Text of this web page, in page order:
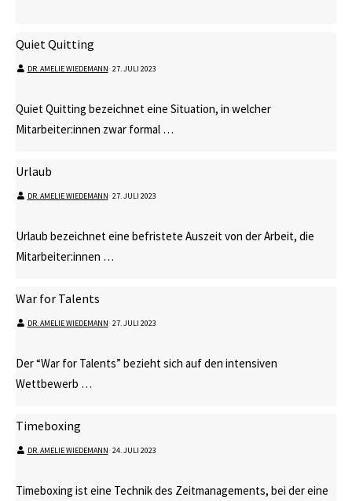
Quiet Quitting
DR. AMELIE WIEDEMANN⋅ 27. JULI 2023
Quiet Quitting bezeichnet eine Situation, in welcher
Mitarbeiter:innen zwar formal …
Urlaub
DR. AMELIE WIEDEMANN⋅ 27. JULI 2023
Urlaub bezeichnet eine befristete Auszeit von der Arbeit, die
Mitarbeiter:innen …
War for Talents
DR. AMELIE WIEDEMANN⋅ 27. JULI 2023
Der “War for Talents” bezieht sich auf den intensiven
Wettbewerb …
Timeboxing
DR. AMELIE WIEDEMANN⋅ 24. JULI 2023
Timeboxing ist eine Technik des Zeitmanagements, bei der eine